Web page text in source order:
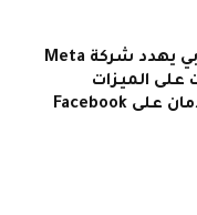
الاتحاد الأوروبي يهدد شركة Meta
على الميزات
المسببة للإدمان على Facebook